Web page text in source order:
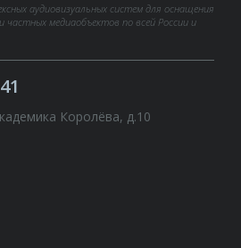
аудиовизуальных систем для оснащения
частных медиаобъектов по всей России и
Королёва, д.10